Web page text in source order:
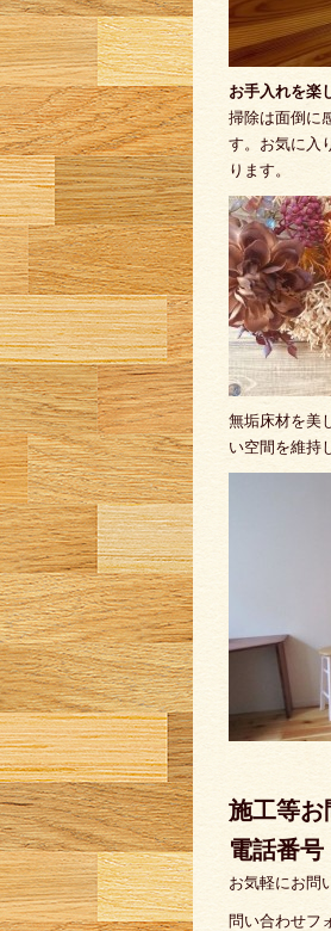
お手入れを楽
掃除は面倒に
す。お気に入
ります。
無垢床材を美
い空間を維持
施工等お
電話番
お気軽にお問
問い合わせフ